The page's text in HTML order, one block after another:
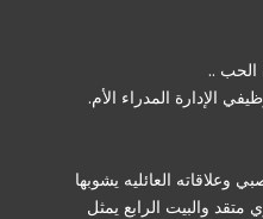
الحب ..
الإدارة المدراء الأم.
العائليه يشوبها
والبيت الرابع يمثل